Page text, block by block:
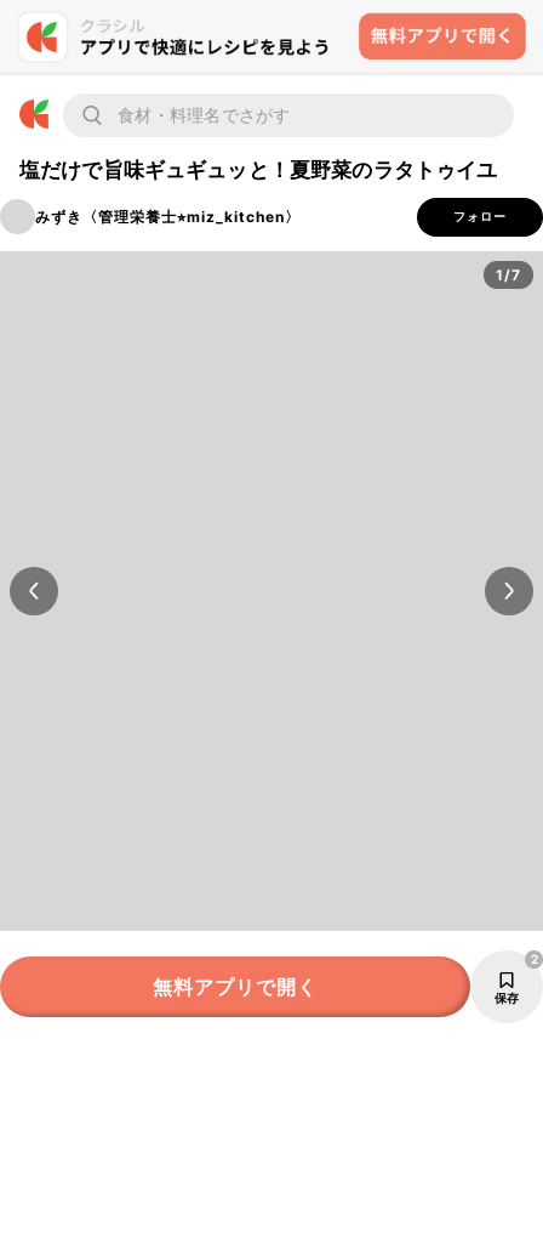
塩だけで旨味ギュギュッと！夏野菜のラタトゥイユ
みずき〈管理栄養士⭐︎miz_kitchen〉 フォロー
1/7
無料アプリで開く 保存
2